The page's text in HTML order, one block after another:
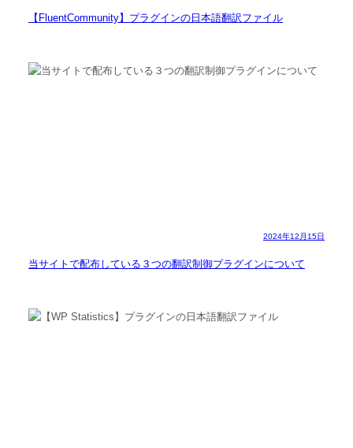
【FluentCommunity】プラグインの日本語翻訳ファイル
2024年12月15日
当サイトで配布している３つの翻訳制御プラグインについて